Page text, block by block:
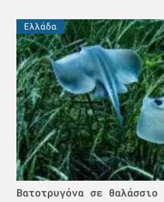
Ελλάδα
Βατοτρυγόνα σε θαλάσσιο